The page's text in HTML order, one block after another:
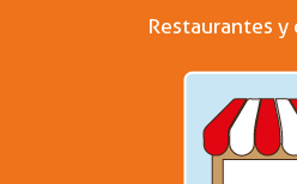
Restaurantes